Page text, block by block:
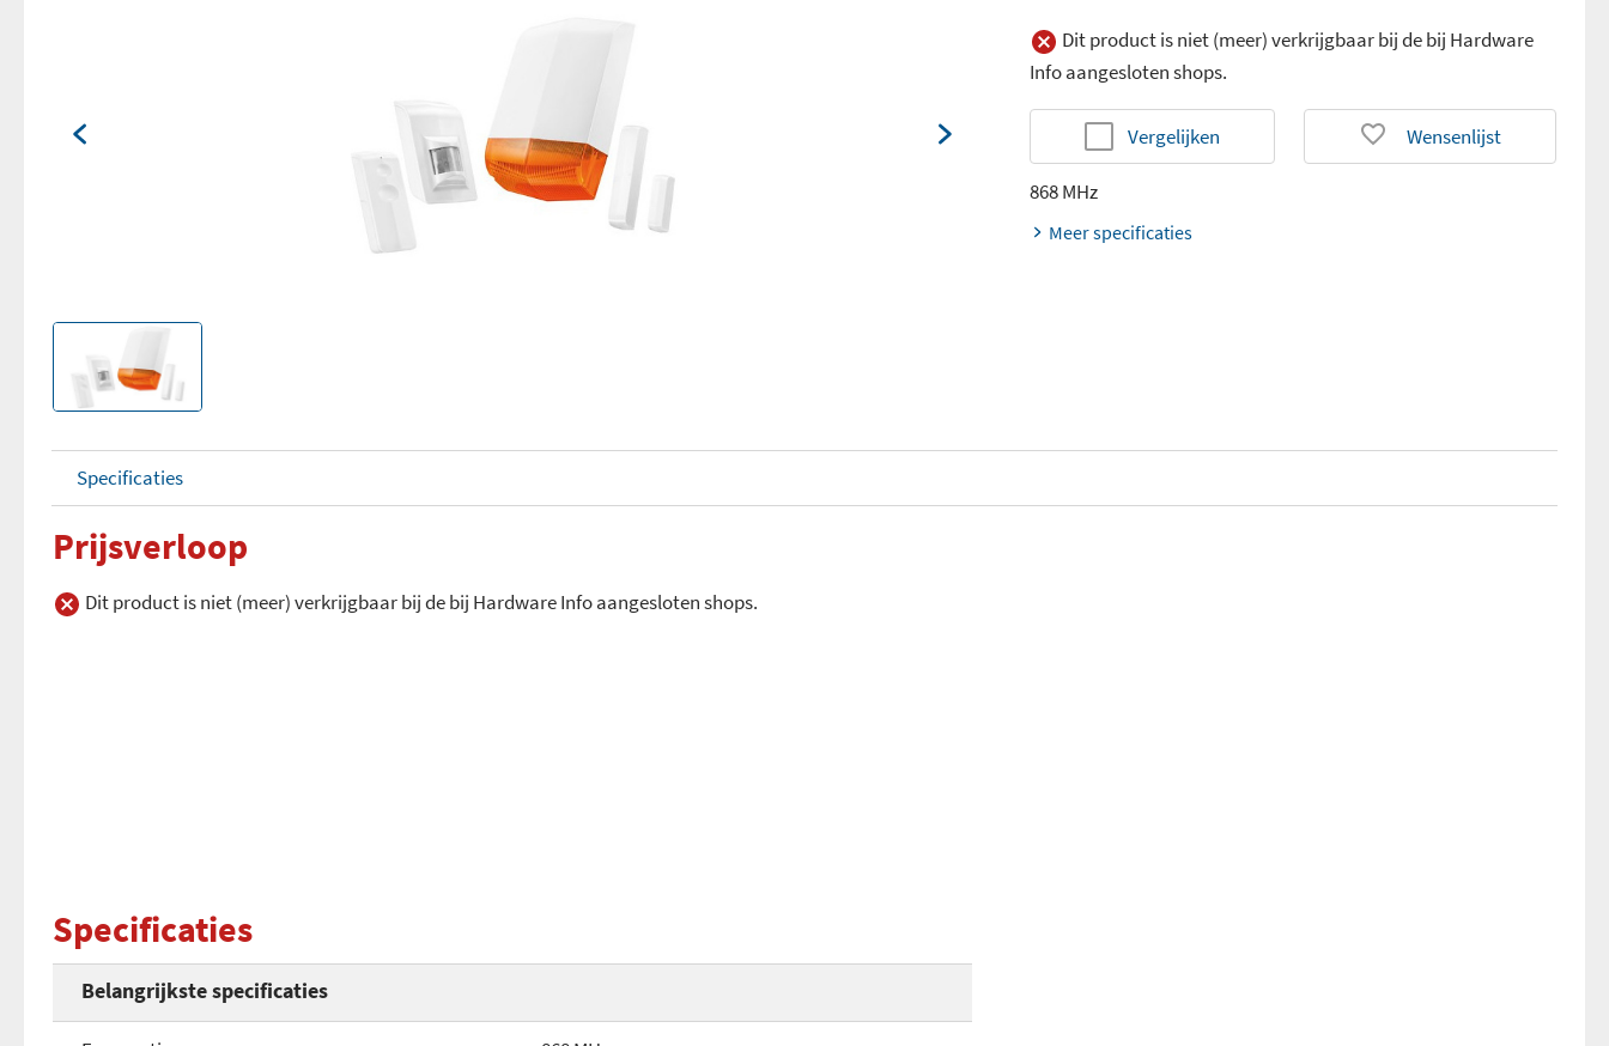
Dit product is niet (meer) verkrijgbaar bij de bij Hardware
Info aangesloten shops.
Vergelijken Wensenlijst
868 MHz
Meer specificaties
Specificaties
Prijsverloop
Dit product is niet (meer) verkrijgbaar bij de bij Hardware Info aangesloten shops.
Specificaties
Belangrijkste specificaties